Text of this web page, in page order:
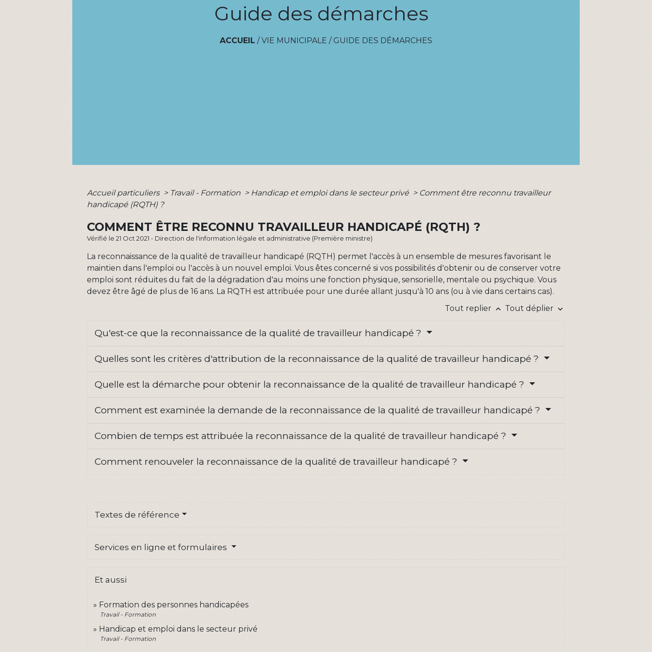
Guide des démarches
ACCUEIL /VIE MUNICIPALE / GUIDE DES DÉMARCHES
Accueil particuliers > Travail - Formation > Handicap et emploi dans le secteur privé > Comment être reconnu travailleur
handicapé (RQTH) ?
COMMENT ÊTRE RECONNU TRAVAILLEUR HANDICAPÉ (RQTH) ?
Vérifié le 21 Oct 2021 - Direction de l'information légale et administrative (Première ministre)
La reconnaissance de la qualité de travailleur handicapé (RQTH) permet l'accès à un ensemble de mesures favorisant le
maintien dans l'emploi ou l'accès à un nouvel emploi. Vous êtes concerné si vos possibilités d'obtenir ou de conserver votre
emploi sont réduites du fait de la dégradation d'au moins une fonction physique, sensorielle, mentale ou psychique. Vous
devez être âgé de plus de 16 ans. La RQTH est attribuée pour une durée allant jusqu'à 10 ans (ou à vie dans certains cas).
Tout replier keyboard_arrow_up Tout déplier keyboard_arrow_down
Qu'est-ce que la reconnaissance de la qualité de travailleur handicapé ?
Quelles sont les critères d'attribution de la reconnaissance de la qualité de travailleur handicapé ?
Quelle est la démarche pour obtenir la reconnaissance de la qualité de travailleur handicapé ?
Comment est examinée la demande de la reconnaissance de la qualité de travailleur handicapé ?
Combien de temps est attribuée la reconnaissance de la qualité de travailleur handicapé ?
Comment renouveler la reconnaissance de la qualité de travailleur handicapé ?
Textes de référence
Services en ligne et formulaires
Et aussi
Formation des personnes handicapées
Travail - Formation
Handicap et emploi dans le secteur privé
Travail - Formation